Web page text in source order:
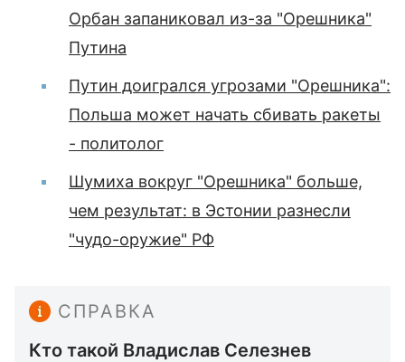
Орбан запаниковал из-за "Орешника"
Путина
Путин доигрался угрозами "Орешника":
Польша может начать сбивать ракеты
- политолог
Шумиха вокруг "Орешника" больше,
чем результат: в Эстонии разнесли
"чудо-оружие" РФ
СПРАВКА
Кто такой Владислав Селезнев